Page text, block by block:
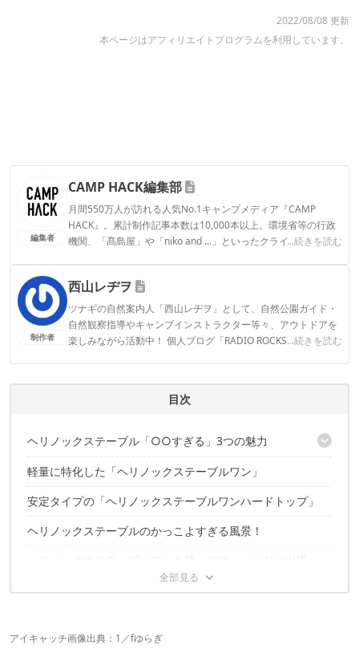
2022/08/08 更新
本ページはアフィリエイトプログラムを利用しています。
編集者
CAMP HACK編集部
月間550万人が訪れる人気No.1キャンプメディア『CAMP
HACK』。累計制作記事本数は10,000本以上。環境省等の行政
機関、「髙島屋」や「niko and ...」といったクライアントとの
...続きを読む
CAMP HACK編集部のプロフィール
制作者
西山レヂヲ
ツナギの自然案内人「西山レヂヲ」として、自然公園ガイド・
自然観察指導やキャンプインストラクター等々、アウトドアを
楽しみながら活動中！ 個人ブログ「RADIO ROCKS BLOG」
...続きを読む
目次
ヘリノックステーブル「○○すぎる」3つの魅力
【軽すぎる！】
【丈夫すぎる！】
【コンパクトすぎる！】
軽量に特化した「ヘリノックステーブルワン」
安定タイプの「ヘリノックステーブルワンハードトップ」
ヘリノックステーブルのかっこよすぎる風景！
ヘリノックスのテーブルワンを持ってフィールドに出掛
アイキャッチ画像出典： 1／fゆらぎ